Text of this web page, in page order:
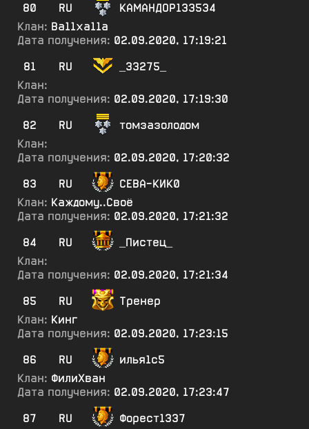
80
RU
КАМАНДОР133534
Клан: Ва11ха11а
Дата получения: 02.09.2020, 17:19:21
81
RU
_33275_
Клан:
Дата получения: 02.09.2020, 17:19:30
82
RU
томзазолодом
Клан:
Дата получения: 02.09.2020, 17:20:32
83
RU
СЕВА-КИК0
Клан: Каждому..Своё
Дата получения: 02.09.2020, 17:21:32
84
RU
_Пистец_
Клан:
Дата получения: 02.09.2020, 17:21:34
85
RU
Тренер
Клан: Кинг
Дата получения: 02.09.2020, 17:23:15
86
RU
илья1с5
Клан: ФилиХван
Дата получения: 02.09.2020, 17:23:47
87
RU
Форест1337